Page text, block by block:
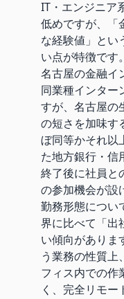
IT・エンジニア
低めですが、「
な経験値」とい
い点が特徴です。
名古屋の金融イ
同業種インター
すが、名古屋の
の短さを加味す
ぼ同等かそれ以
た地方銀行・信
終了後に社員と
の参加機会が設
勤務形態につい
界に比べて「出
い傾向がありま
う業務の性質上
フィス内での作
く、完全リモ